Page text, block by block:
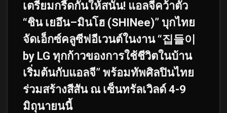
เตรียมกรี๊ดกันให้สนั่น! แอลจีคว้าตัว
“ชิน เยอึน–มินโฮ (SHINee)” บุกไทย
จัดเอ็กซ์คลูซีฟอีเวนต์ในงาน “집들이
by LG ทุกก้าวของการใช้ชีวิตในบ้าน
เริ่มต้นกับแอลจี” พร้อมทัพศิลปินไทย
ร่วมสร้างสีสัน ณ เซ็นทรัลเวิลด์ 4-9
มิถุนายนนี้